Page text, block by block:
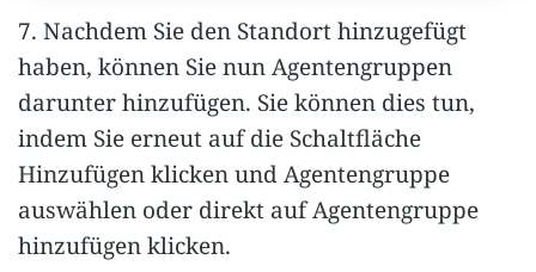
7. Nachdem Sie den Standort hinzugefügt
haben, können Sie nun Agentengruppen
darunter hinzufügen. Sie können dies tun,
indem Sie erneut auf die Schaltfläche
Hinzufügen klicken und Agentengruppe
auswählen oder direkt auf Agentengruppe
hinzufügen klicken.